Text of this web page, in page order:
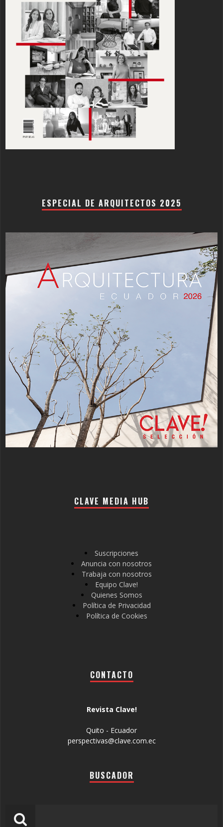
ESPECIAL DE ARQUITECTOS 2025
CLAVE MEDIA HUB
Suscripciones
Anuncia con nosotros
Trabaja con nosotros
Equipo Clave!
Quienes Somos
Política de Privacidad
Política de Cookies
CONTACTO
Revista Clave!
Quito - Ecuador
perspectivas@clave.com.ec
BUSCADOR